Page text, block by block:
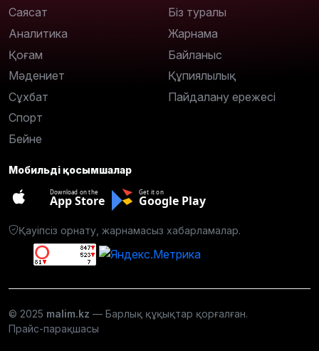
Саясат
Аналитика
Қоғам
Мәдениет
Сұхбат
Спорт
Бейне
Біз туралы
Жарнама
Байланыс
Құпиялылық
Пайдалану ережесі
Мобильді қосымшалар
Download on the
App Store
Get it on
Google Play
Қауіпсіз орнату, жарнамасыз хабарламалар.
© 2025 malim.kz — Барлық құқықтар қорғалған.
Прайс-парақшасы